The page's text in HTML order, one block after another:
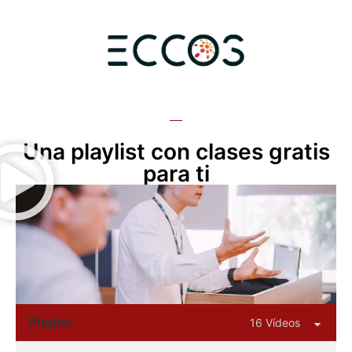
Una playlist con clases gratis
para ti
Playlist 16 Vídeos